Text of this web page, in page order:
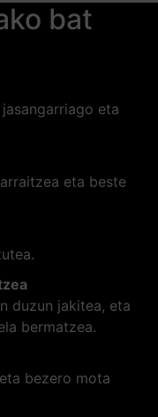
bat
eta
eta beste
duzun jakitea, eta
bermatzea.
bezero mota